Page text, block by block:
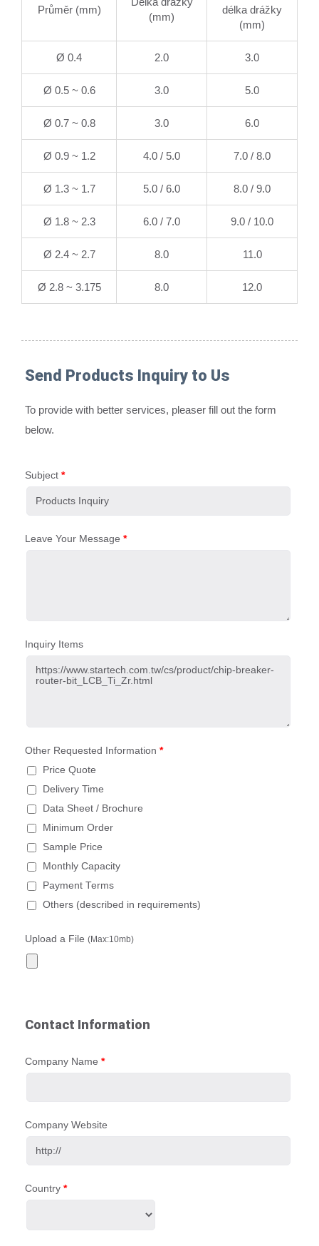
Průměr (mm)
(mm)
délka drážky
(mm)
Ø 0.4 2.0 3.0
Ø 0.5 ~ 0.6 3.0 5.0
Ø 0.7 ~ 0.8 3.0 6.0
Ø 0.9 ~ 1.2 4.0 / 5.0 7.0 / 8.0
Ø 1.3 ~ 1.7 5.0 / 6.0 8.0 / 9.0
Ø 1.8 ~ 2.3 6.0 / 7.0 9.0 / 10.0
Ø 2.4 ~ 2.7 8.0 11.0
Ø 2.8 ~ 3.175 8.0 12.0